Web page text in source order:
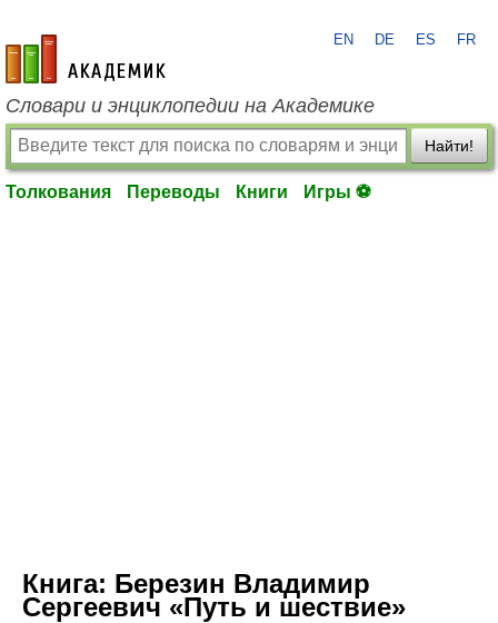
academic.ru
EN DE ES FR
Словари и энциклопедии на Академике
Найти!
Толкования Переводы Книги Игры ⚽
Книга: Березин Владимир
Сергеевич «Путь и шествие»